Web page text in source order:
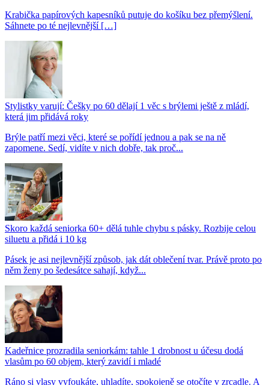
Krabička papírových kapesníků putuje do košíku bez přemýšlení.
Sáhnete po té nejlevnější […]
Stylistky varují: Češky po 60 dělají 1 věc s brýlemi ještě z mládí,
která jim přidává roky
Brýle patří mezi věci, které se pořídí jednou a pak se na ně
zapomene. Sedí, vidíte v nich dobře, tak proč...
Skoro každá seniorka 60+ dělá tuhle chybu s pásky. Rozbije celou
siluetu a přidá i 10 kg
Pásek je asi nejlevnější způsob, jak dát oblečení tvar. Právě proto po
něm ženy po šedesátce sahají, když...
Kadeřnice prozradila seniorkám: tahle 1 drobnost u účesu dodá
vlasům po 60 objem, který zavidí i mladé
Ráno si vlasy vyfoukáte, uhladíte, spokojeně se otočíte v zrcadle. A